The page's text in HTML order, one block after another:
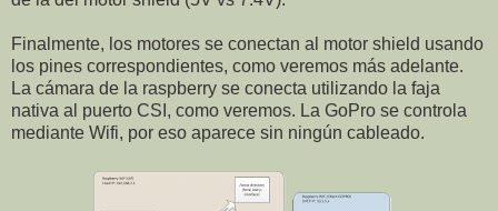
Finalmente, los motores se conectan al motor shield usando
los pines correspondientes, como veremos más adelante.
La cámara de la raspberry se conecta utilizando la faja
nativa al puerto CSI, como veremos. La GoPro se controla
mediante Wifi, por eso aparece sin ningún cableado.